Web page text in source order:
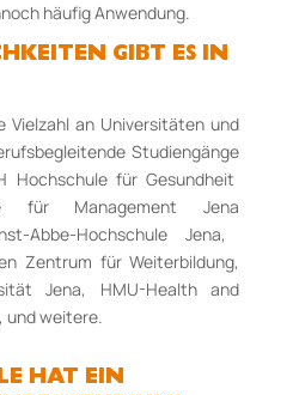
häufig Anwendung.
GIBT ES IN
Vielzahl anUniversitäten und
Studiengänge
Hochschulefür Gesundheit
für Management Jena
Abbe-Hochschule Jena,
Zentrum für Weiterbildung,
Jena, HMU-Health and
und weitere.
HAT EIN